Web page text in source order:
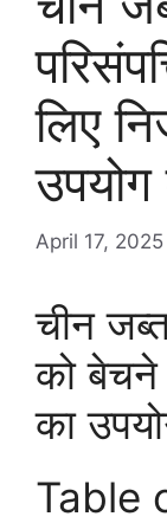
लिए
April 17, 2025
चीन जब्त
को बेचने
का
Table